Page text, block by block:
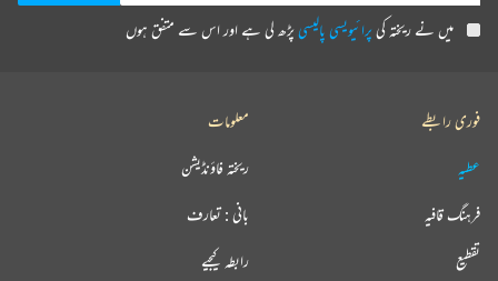
میں نے ریختہ کیپرائیویسی پالیسیپڑھ لی ہے اور اس سے متفق ہوں
فوری رابطے
عطیہ
فرہنگ قافیہ
تقطیع
معلومات
ریختہ فاؤنڈیشن
بانی : تعارف
رابطہ کیجیے